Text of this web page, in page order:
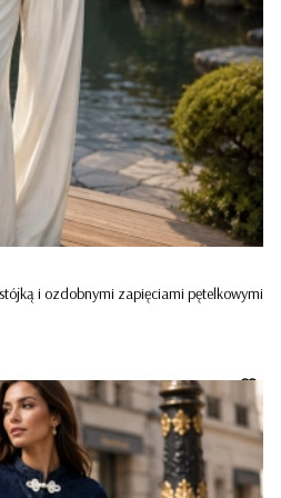
i ozdobnymi zapięciami pętelkowymi